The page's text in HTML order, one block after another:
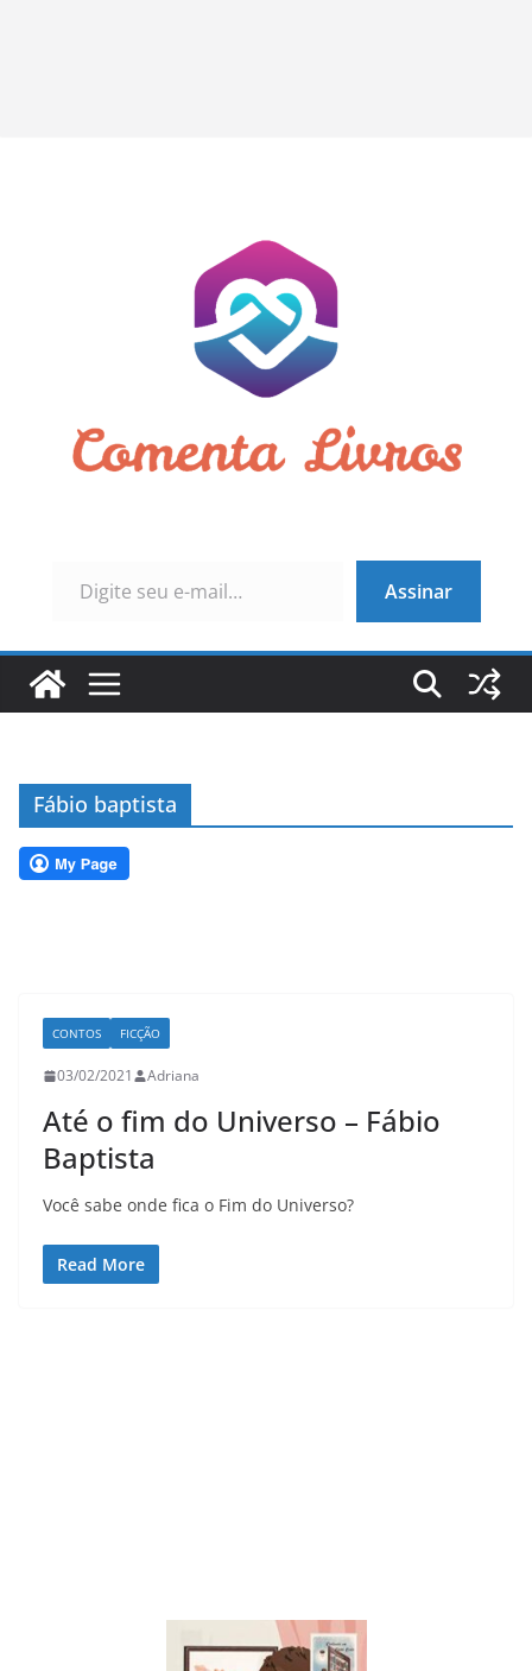
Assinar
Fábio baptista
CONTOS FICÇÃO
03/02/2021 Adriana
Até o fim do Universo – Fábio
Baptista
Você sabe onde fica o Fim do Universo?
Read More